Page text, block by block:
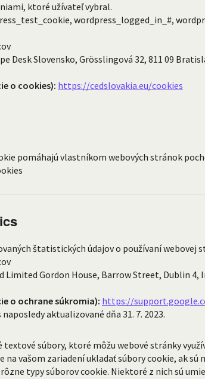
ktoré užívateľ vybral.
wordpress_logged_in_#,
Desk Slovensko, Grösslingová 32, 811 09
o cookies): https://cedslovakia.eu/cookies
pomáhajú vlastníkom webových stránok
štatistických údajov o používaní webovej
Limited Gordon House, Barrow Street, Dublin 4,
o ochrane súkromia): https://
aktualizované dňa 31. 7. 2023.
textové súbory, ktoré môžu webové stránky
na vašom zariadení ukladať súbory cookie, ak
typy súborov cookie. Niektoré z nich sú